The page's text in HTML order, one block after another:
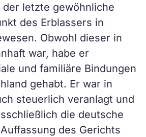
der letzte gewöhnliche
des Erblassers in
Obwohl dieser in
war, habe er
und familiäre Bindungen
gehabt. Er war in
steuerlich veranlagt und
die deutsche
des Gerichts